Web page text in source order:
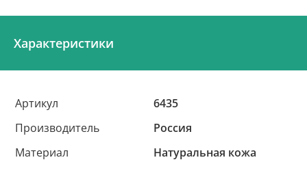
Характеристики
Артикул
6435
Производитель
Россия
Материал
Натуральная кожа